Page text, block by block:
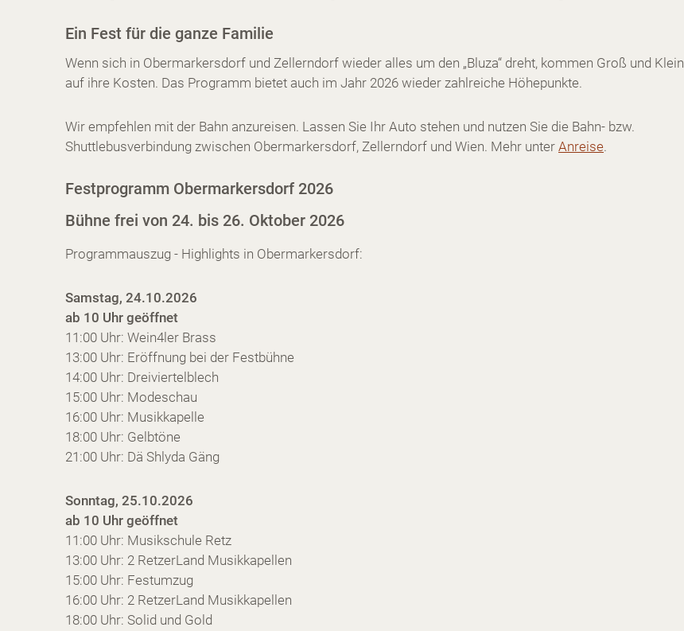
Ein Fest für die ganze Familie
Wenn sich in Obermarkersdorf und Zellerndorf wieder alles um den „Bluza“ dreht, kommen Groß und Klein
auf ihre Kosten. Das Programm bietet auch im Jahr 2026 wieder zahlreiche Höhepunkte.
Wir empfehlen mit der Bahn anzureisen. Lassen Sie Ihr Auto stehen und nutzen Sie die Bahn- bzw.
Shuttlebusverbindung zwischen Obermarkersdorf, Zellerndorf und Wien. Mehr unter Anreise.
Festprogramm Obermarkersdorf 2026
Bühne frei von 24. bis 26. Oktober 2026
Programmauszug - Highlights in Obermarkersdorf:
Samstag, 24.10.2026
ab 10 Uhr geöffnet
11:00 Uhr: Wein4ler Brass
13:00 Uhr: Eröffnung bei der Festbühne
14:00 Uhr: Dreiviertelblech
15:00 Uhr: Modeschau
16:00 Uhr: Musikkapelle
18:00 Uhr: Gelbtöne
21:00 Uhr: Dä Shlyda Gäng
Sonntag, 25.10.2026
ab 10 Uhr geöffnet
11:00 Uhr: Musikschule Retz
13:00 Uhr: 2 RetzerLand Musikkapellen
15:00 Uhr: Festumzug
16:00 Uhr: 2 RetzerLand Musikkapellen
18:00 Uhr: Solid und Gold